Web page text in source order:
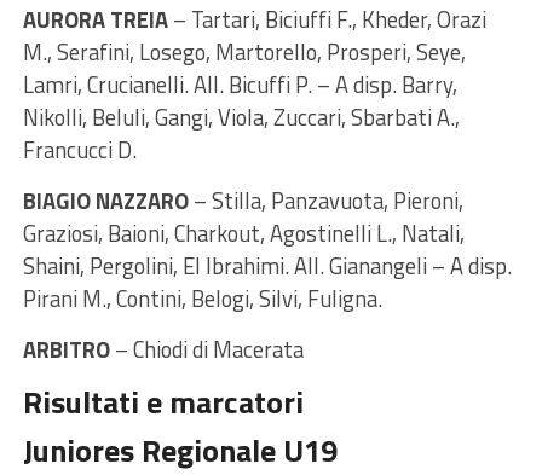
AURORA TREIA– Tartari, Biciuffi F., Kheder, Orazi
M., Serafini, Losego, Martorello, Prosperi, Seye,
Lamri, Crucianelli. All. Bicuffi P. – A disp. Barry,
Nikolli, Beluli, Gangi, Viola, Zuccari, Sbarbati A.,
Francucci D.
BIAGIO NAZZARO– Stilla, Panzavuota, Pieroni,
Graziosi, Baioni, Charkout, Agostinelli L., Natali,
Shaini, Pergolini, El Ibrahimi. All. Gianangeli – A disp.
Pirani M., Contini, Belogi, Silvi, Fuligna.
ARBITRO– Chiodi di Macerata
Risultati e marcatori
Juniores Regionale U19